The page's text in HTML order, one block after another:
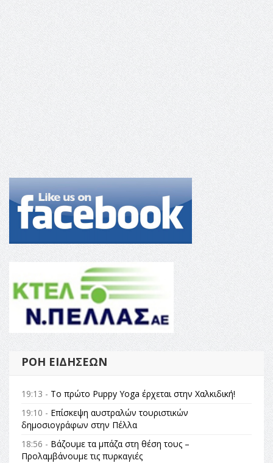
ΡΟΉ ΕΙΔΉΣΕΩΝ
19:13 - Το πρώτο Puppy Yoga έρχεται στην Χαλκιδική!
19:10 - Επίσκεψη αυστραλών τουριστικών
δημοσιογράφων στην Πέλλα
18:56 - Βάζουμε τα μπάζα στη θέση τους –
Προλαμβάνουμε τις πυρκαγιές